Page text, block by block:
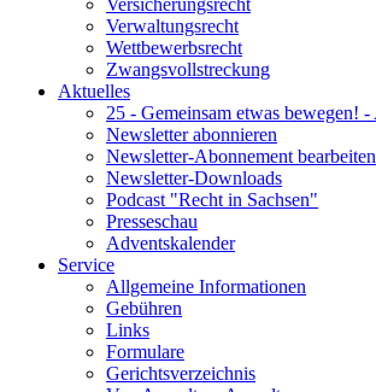
Versicherungsrecht
Verwaltungsrecht
Wettbewerbsrecht
Zwangsvollstreckung
Aktuelles
25 - Gemeinsam etwas bewegen!
Newsletter abonnieren
Newsletter-Abonnement bearbeiten
Newsletter-Downloads
Podcast "Recht in Sachsen"
Presseschau
Adventskalender
Service
Allgemeine Informationen
Gebühren
Links
Formulare
Gerichtsverzeichnis